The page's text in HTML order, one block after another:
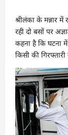
श्रीलंका के मन्नार
रही दो बसों पर
कहना है कि घटना
किसी की गिरफ्तारी